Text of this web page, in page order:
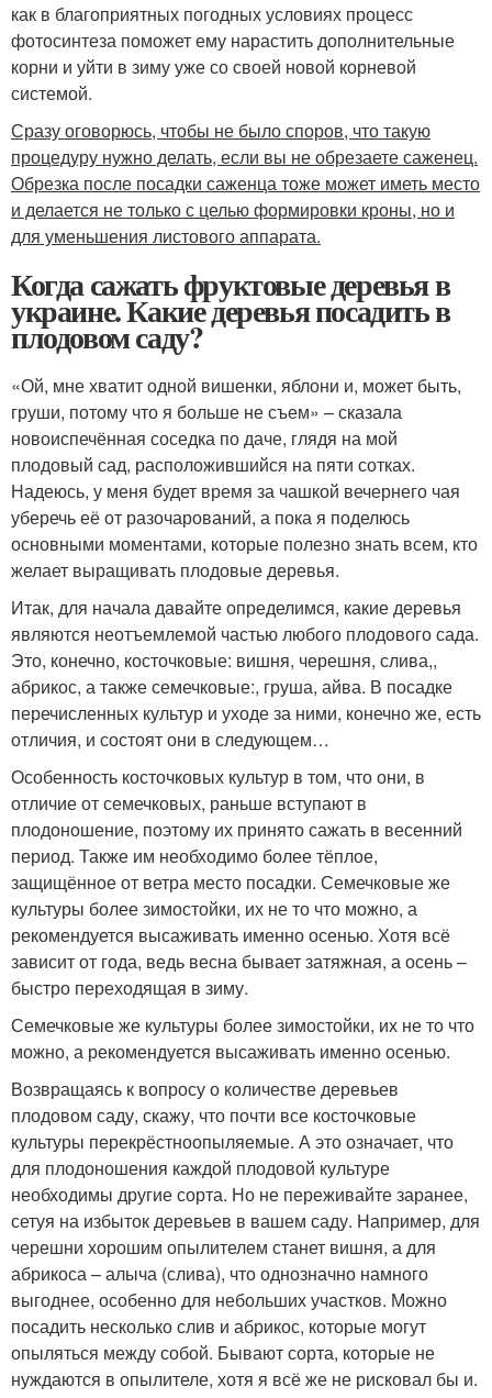
как в благоприятных погодных условиях процесс
фотосинтеза поможет ему нарастить дополнительные
корни и уйти в зиму уже со своей новой корневой
системой.
Сразу оговорюсь, чтобы не было споров, что такую
процедуру нужно делать, если вы не обрезаете саженец.
Обрезка после посадки саженца тоже может иметь место
и делается не только с целью формировки кроны, но и
для уменьшения листового аппарата.
Когда сажать фруктовые деревья в
украине. Какие деревья посадить в
плодовом саду?
«Ой, мне хватит одной вишенки, яблони и, может быть,
груши, потому что я больше не съем» – сказала
новоиспечённая соседка по даче, глядя на мой
плодовый сад, расположившийся на пяти сотках.
Надеюсь, у меня будет время за чашкой вечернего чая
уберечь её от разочарований, а пока я поделюсь
основными моментами, которые полезно знать всем, кто
желает выращивать плодовые деревья.
Итак, для начала давайте определимся, какие деревья
являются неотъемлемой частью любого плодового сада.
Это, конечно, косточковые: вишня, черешня, слива,,
абрикос, а также семечковые:, груша, айва. В посадке
перечисленных культур и уходе за ними, конечно же, есть
отличия, и состоят они в следующем…
Особенность косточковых культур в том, что они, в
отличие от семечковых, раньше вступают в
плодоношение, поэтому их принято сажать в весенний
период. Также им необходимо более тёплое,
защищённое от ветра место посадки. Семечковые же
культуры более зимостойки, их не то что можно, а
рекомендуется высаживать именно осенью. Хотя всё
зависит от года, ведь весна бывает затяжная, а осень –
быстро переходящая в зиму.
Семечковые же культуры более зимостойки, их не то что
можно, а рекомендуется высаживать именно осенью.
Возвращаясь к вопросу о количестве деревьев
плодовом саду, скажу, что почти все косточковые
культуры перекрёстноопыляемые. А это означает, что
для плодоношения каждой плодовой культуре
необходимы другие сорта. Но не переживайте заранее,
сетуя на избыток деревьев в вашем саду. Например, для
черешни хорошим опылителем станет вишня, а для
абрикоса – алыча (слива), что однозначно намного
выгоднее, особенно для небольших участков. Можно
посадить несколько слив и абрикос, которые могут
опыляться между собой. Бывают сорта, которые не
нуждаются в опылителе, хотя я всё же не рисковал бы и.